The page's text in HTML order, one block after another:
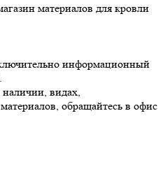
материалов для кровли
информационный
видах,
обращайтесь в офис